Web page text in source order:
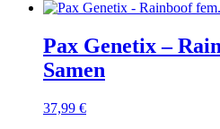
Pax Genetix –
Samen
37,99 €